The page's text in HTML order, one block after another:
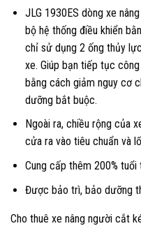
JLG 1930ES dòng xe
bộ hệ thống điều khiển
chỉ sử dụng 2 ống thủy
xe. Giúp bạn tiếp tục
bằng cách giảm nguy cơ
dưỡng bắt buộc.
Ngoài ra, chiều rộng của
cửa ra vào tiêu chuẩn và
Cung cấp thêm 200% tuổi
Được bảo trì, bảo dưỡng
Cho thuê xe nâng người cắt